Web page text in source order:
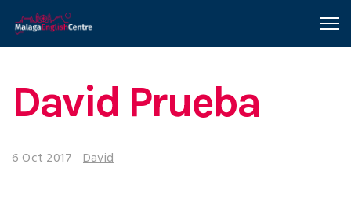
David Prueba
6 Oct 2017 David